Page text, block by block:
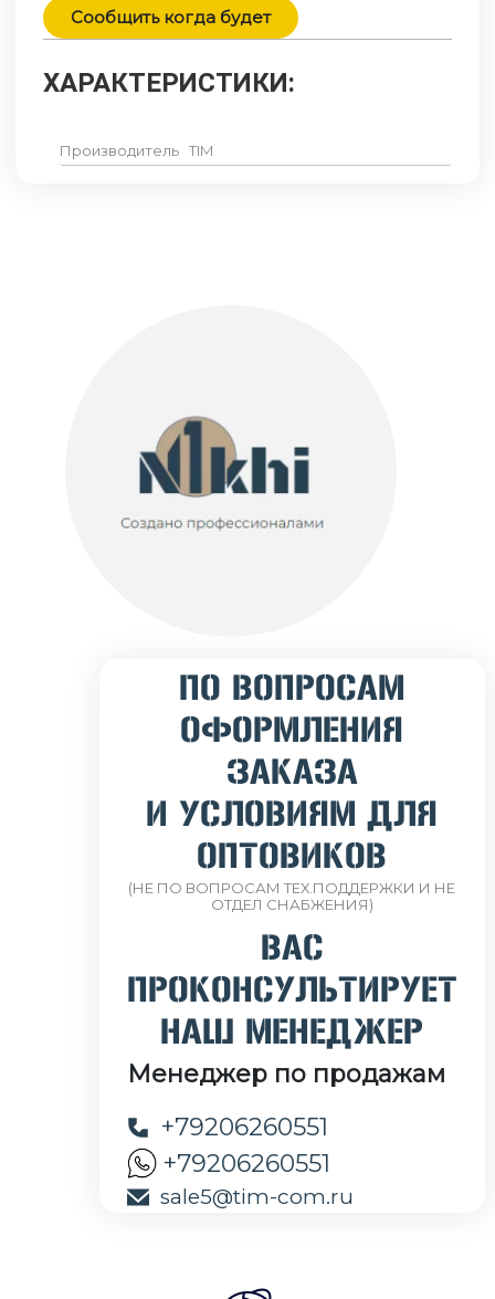
Сообщить когда будет
ХАРАКТЕРИСТИКИ:
Производитель TIM
ПО ВОПРОСАМ
ОФОРМЛЕНИЯ
ЗАКАЗА
И УСЛОВИЯМ ДЛЯ
ОПТОВИКОВ
(НЕ ПО ВОПРОСАМ ТЕХ.ПОДДЕРЖКИ И НЕ
ОТДЕЛ СНАБЖЕНИЯ)
ВАС
ПРОКОНСУЛЬТИРУЕТ
НАШ МЕНЕДЖЕР
Менеджер по продажам
+79206260551
+79206260551
sale5@tim-com.ru